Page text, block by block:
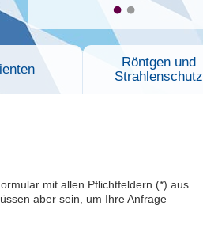
Röntgen und
Strahlenschutz
mit allen Pflichtfeldern (*) aus.
aber sein, um Ihre Anfrage